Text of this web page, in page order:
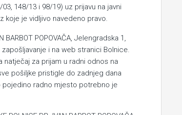
148/13 i 98/19) uz prijavu na javni
koje je vidljivo navedeno pravo.
POPOVAČA, Jelengradska 1,
i na web stranici Bolnice.
za prijam u radni odnos na
pošiljke pristigle do zadnjeg dana
pojedino radno mjesto potrebno je